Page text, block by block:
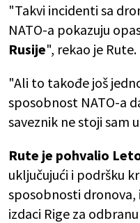
"Takvi incidenti sa
NATO-a pokazuju
Rusije", rekao je Rute.
"Ali to takođe još
sposobnost NATO-a
saveznik ne stoji sam
Rute je pohvalio
uključujući i podršku
sposobnosti dronova,
izdaci Rige za